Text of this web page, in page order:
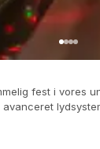
fest i vores